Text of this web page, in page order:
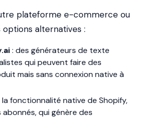
plateforme e-commerce ou
alternatives :
: des générateurs de texte
qui peuvent faire des
mais sans connexion native à
la fonctionnalité native de Shopify,
qui génère des